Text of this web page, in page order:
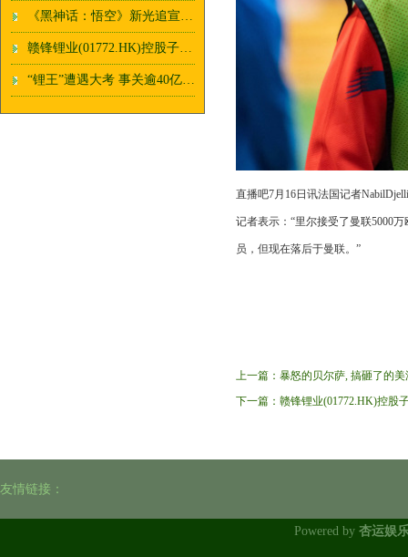
《黑神话：悟空》新光追宣传片发布：打Boss更高清了！
赣锋锂业(01772.HK)控股子公司 Minera Exar拟在境外发行不超过 2 亿美元或其他等值货币的债券
“锂王”遭遇大考 事关逾40亿美元投资
直播吧7月16日讯法国记者
记者表示：“里尔接受了曼联5000
员，但现在落后于曼联。”
上一篇： 暴怒的贝尔萨, 搞砸了的美
下一篇： 赣锋锂业(01772.HK)控股
友情链接：
Powered by 杏运娱